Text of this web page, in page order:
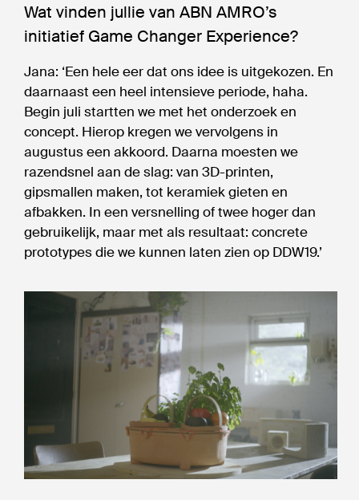
Wat vinden jullie van ABN AMRO’s
initiatief Game Changer Experience?
Jana: ‘Een hele eer dat ons idee is uitgekozen. En
daarnaast een heel intensieve periode, haha.
Begin juli startten we met het onderzoek en
concept. Hierop kregen we vervolgens in
augustus een akkoord. Daarna moesten we
razendsnel aan de slag: van 3D-printen,
gipsmallen maken, tot keramiek gieten en
afbakken. In een versnelling of twee hoger dan
gebruikelijk, maar met als resultaat: concrete
prototypes die we kunnen laten zien op DDW19.’